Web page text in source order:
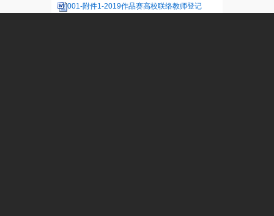
001-附件1-2019作品赛高校联络教师登记